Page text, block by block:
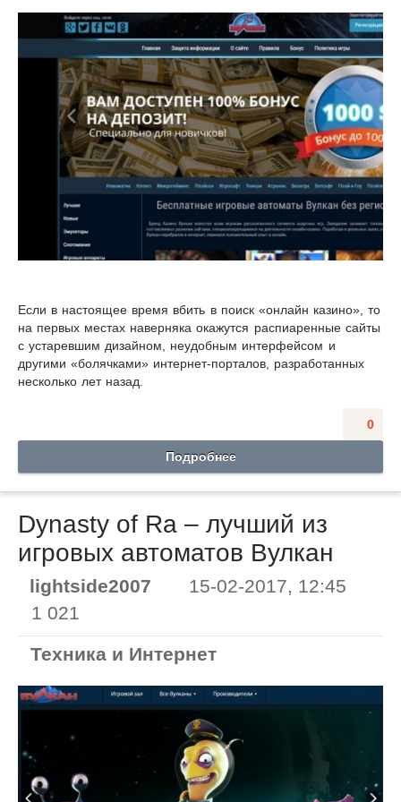
Если в настоящее время вбить в поиск «онлайн казино», то
на первых местах наверняка окажутся распиаренные сайты
с устаревшим дизайном, неудобным интерфейсом и
другими «болячками» интернет-порталов, разработанных
несколько лет назад.
0
Подробнее
Dynasty of Ra – лучший из
игровых автоматов Вулкан
lightside2007
15-02-2017, 12:45
1 021
Техника и Интернет